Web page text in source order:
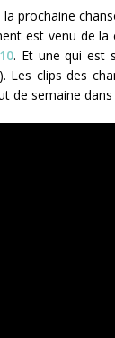
la prochaine
est venu de la
. Et une qui est
clips des
de semaine